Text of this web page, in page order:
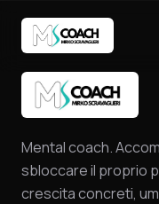
Mental coach.
sbloccare il proprio
crescita concreti,